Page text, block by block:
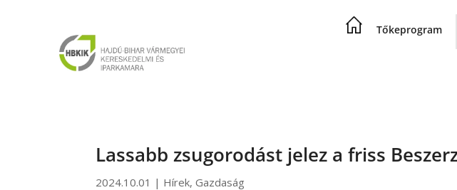
Tőkeprogram
Lassabb zsugorodást jelez a friss
2024.10.01 | Hírek,Gazdaság